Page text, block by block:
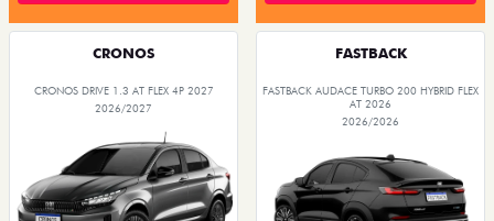
CRONOS
CRONOS DRIVE 1.3 AT FLEX 4P 2027
2026/2027
FASTBACK
FASTBACK AUDACE TURBO 200 HYBRID FLEX
AT 2026
2026/2026